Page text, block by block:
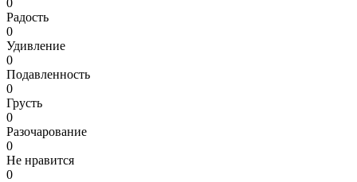
Радость
0
Удивление
0
Подавленность
0
Грусть
0
Разочарование
0
Не нравится
0